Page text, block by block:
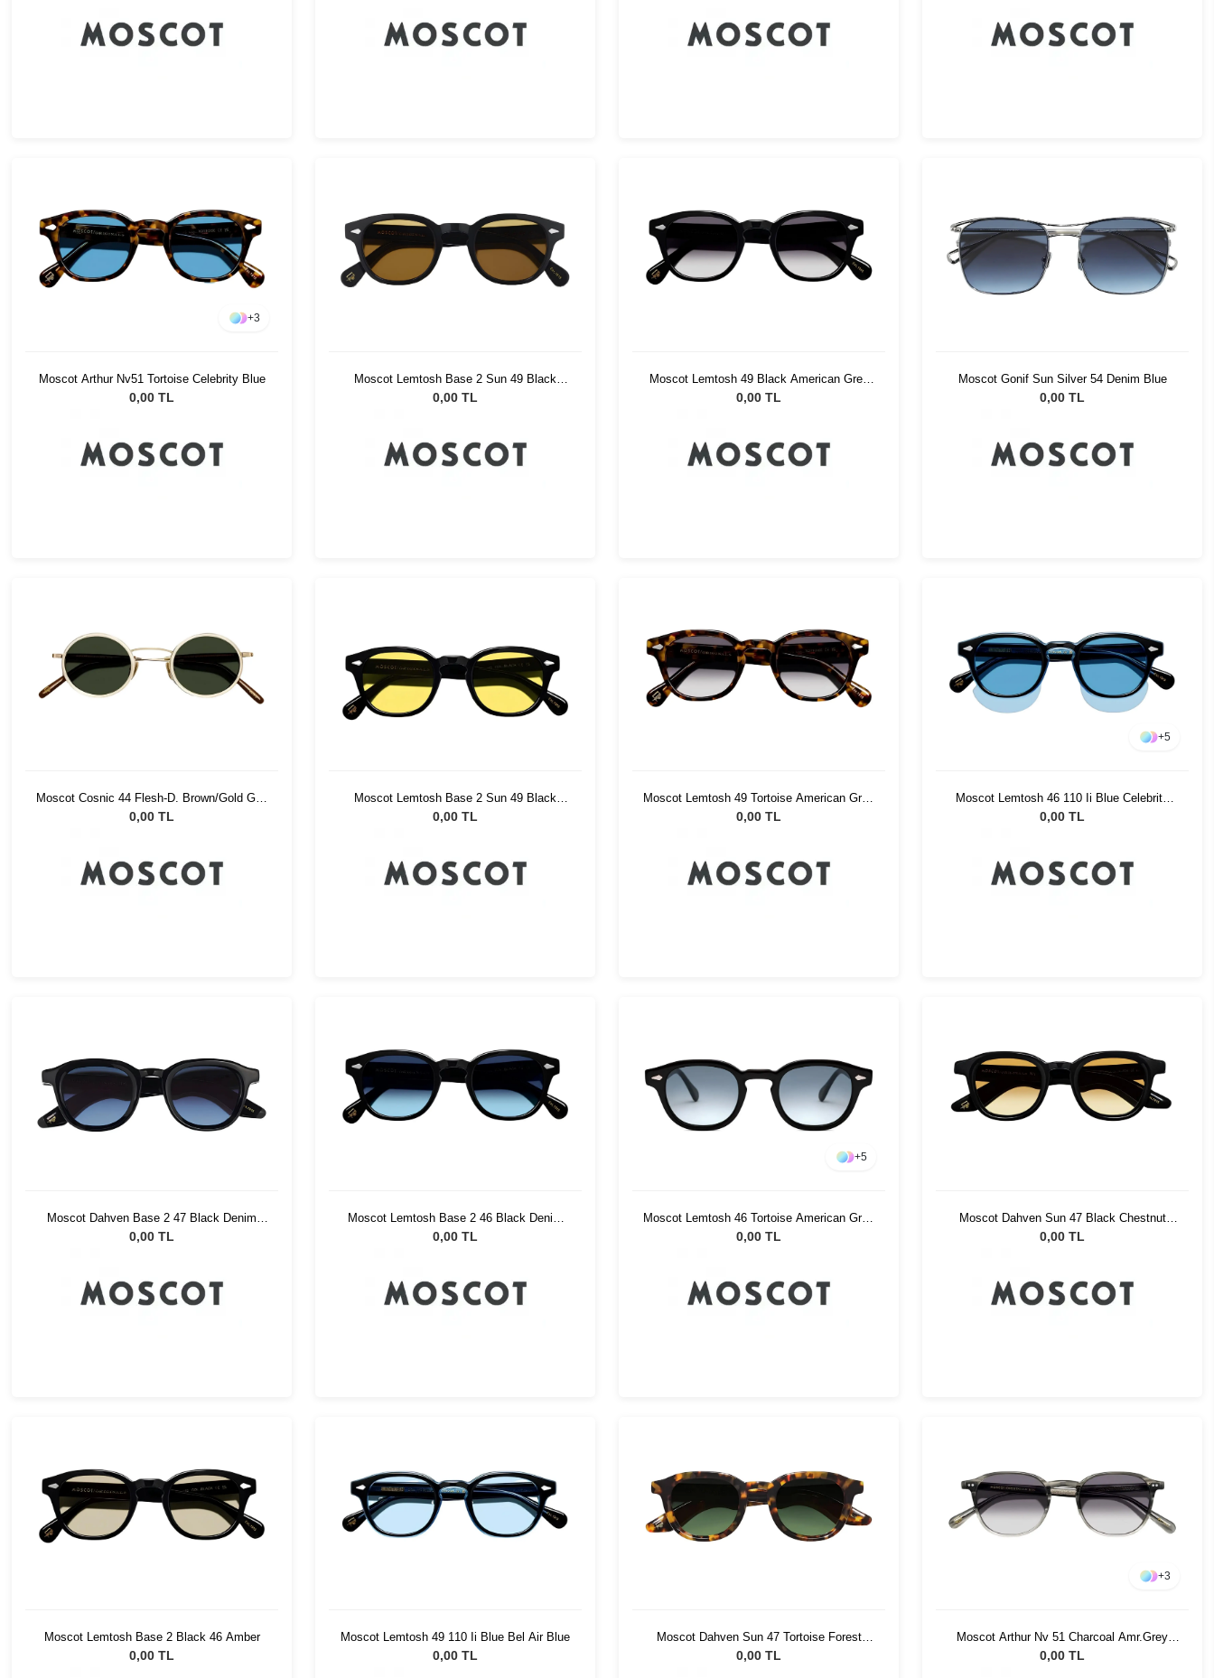
+3
Moscot Arthur Nv51 Tortoise Celebrity Blue
0,00 TL
Moscot Lemtosh Base 2 Sun 49 Black
Amber
0,00 TL
Moscot Lemtosh 49 Black American Grey
Fade
0,00 TL
Moscot Gonif Sun Silver 54 Denim Blue
0,00 TL
Moscot Cosnic 44 Flesh-D. Brown/Gold G15
Pln
0,00 TL
Moscot Lemtosh Base 2 Sun 49 Black
Mellow Yellow
0,00 TL
Moscot Lemtosh 49 Tortoise American Grey
Fade
0,00 TL
+5
Moscot Lemtosh 46 110 Ii Blue Celebrity
Blue
0,00 TL
Moscot Dahven Base 2 47 Black Denim
Blue
0,00 TL
Moscot Lemtosh Base 2 46 Black Denim
Blue
0,00 TL
+5
Moscot Lemtosh 46 Tortoise American Grey
Fade
0,00 TL
Moscot Dahven Sun 47 Black Chestnut
Fade
0,00 TL
Moscot Lemtosh Base 2 Black 46 Amber
0,00 TL
Moscot Lemtosh 49 110 Ii Blue Bel Air Blue
0,00 TL
Moscot Dahven Sun 47 Tortoise Forest
Wood
0,00 TL
+3
Moscot Arthur Nv 51 Charcoal Amr.Grey
Fade
0,00 TL